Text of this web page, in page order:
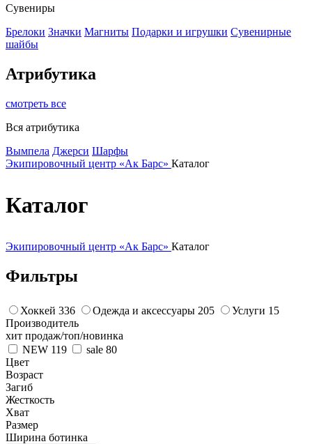
Сувениры
Брелоки Значки Магниты Подарки и игрушки Сувенирные
шайбы
Атрибутика
смотреть все
Вся атрибутика
Вымпела Джерси Шарфы
Экипировочный центр «Ак Барс» Каталог
Каталог
Экипировочный центр «Ак Барс» Каталог
Фильтры
Хоккей 336 Одежда и аксессуары 205 Услуги 15
Производитель
хит продаж/топ/новинка
NEW 119 sale 80
Цвет
Возраст
Загиб
Жесткость
Хват
Размер
Ширина ботинка